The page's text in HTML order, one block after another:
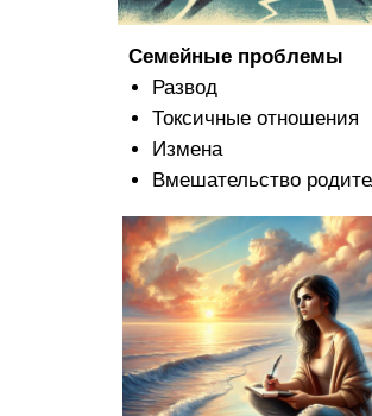
Семейные проблемы
Развод
Токсичные отношения
Измена
Вмешательство